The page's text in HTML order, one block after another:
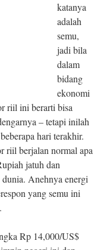
katanya
adalah
semu,
jadi bila
dalam
bidang
ekonomi
riil ini berarti bisa
– tetapi inilah
hari terakhir.
riil berjalan normal apa
jatuh dan
Anehnya energi
yang semu ini
Rp 14,000/US$